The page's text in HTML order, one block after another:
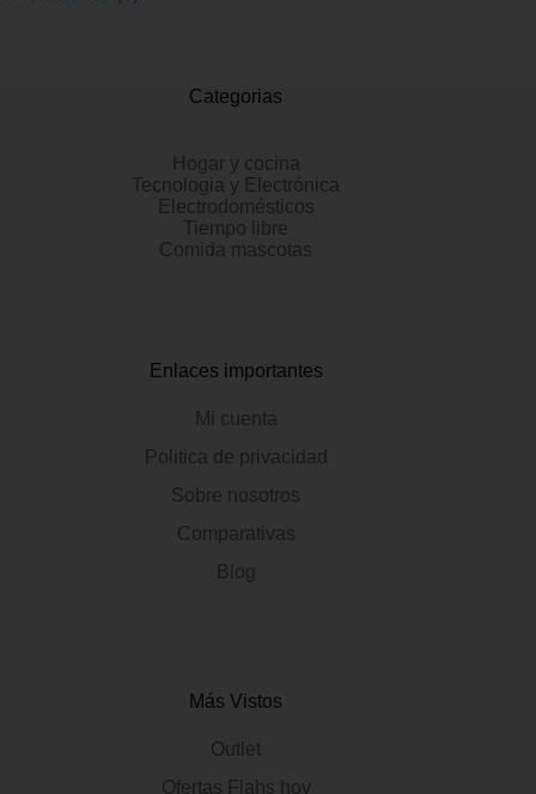
Categorias
Hogar y cocina
Tecnologia y Electrónica
Electrodomésticos
Tiempo libre
Comida mascotas
Enlaces importantes
Mi cuenta
Politica de privacidad
Sobre nosotros
Comparativas
Blog
Más Vistos
Outlet
Ofertas Flahs hoy